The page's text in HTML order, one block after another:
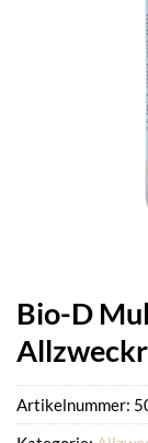
Bio-D
Artikelnummer: